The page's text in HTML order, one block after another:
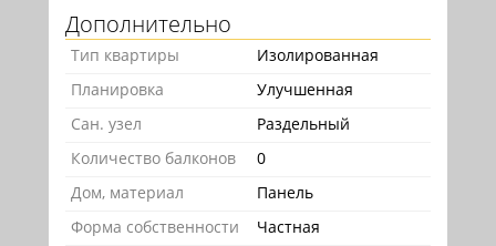
Дополнительно
Тип квартиры
Изолированная
Планировка
Улучшенная
Сан. узел
Раздельный
Количество балконов
0
Дом, материал
Панель
Форма собственности
Частная